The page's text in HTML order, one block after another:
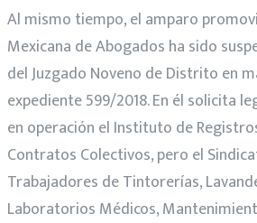
Al mismo tiempo, el amparo
Mexicana de Abogados ha sido
del Juzgado Noveno de Distrito en
expediente 599/2018. En él solicita
en operación el Instituto de
Contratos Colectivos, pero el
Trabajadores de Tintorerías,
Laboratorios Médicos,